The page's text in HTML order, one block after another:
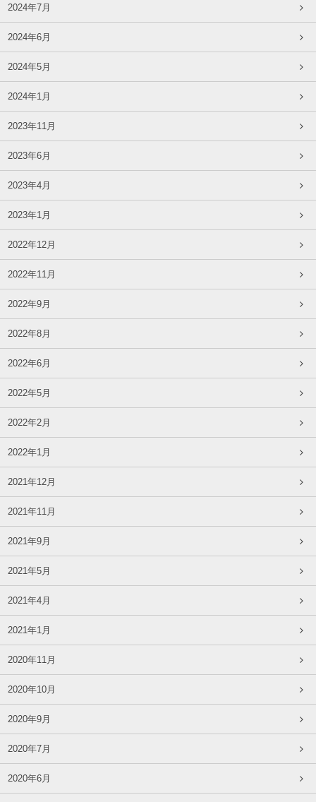
2024年7月
2024年6月
2024年5月
2024年1月
2023年11月
2023年6月
2023年4月
2023年1月
2022年12月
2022年11月
2022年9月
2022年8月
2022年6月
2022年5月
2022年2月
2022年1月
2021年12月
2021年11月
2021年9月
2021年5月
2021年4月
2021年1月
2020年11月
2020年10月
2020年9月
2020年7月
2020年6月